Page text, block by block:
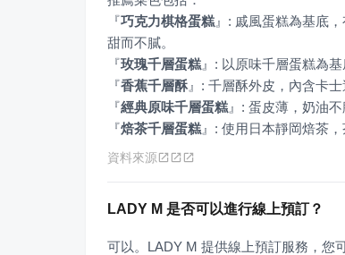
『巧克力棋格蛋糕 』 : 戚風蛋糕為基底
『玫瑰千層蛋糕 』
『香蕉千層酥 』
『經典原味千層蛋糕 』
『焙茶千層蛋糕 』 : 使用日本靜岡焙茶
資料來源
LADY M 是否可以進行線上預訂？
可以。LADY M 提供線上預訂服務，您